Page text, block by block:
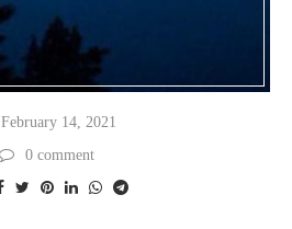
February 14, 2021
0 comment